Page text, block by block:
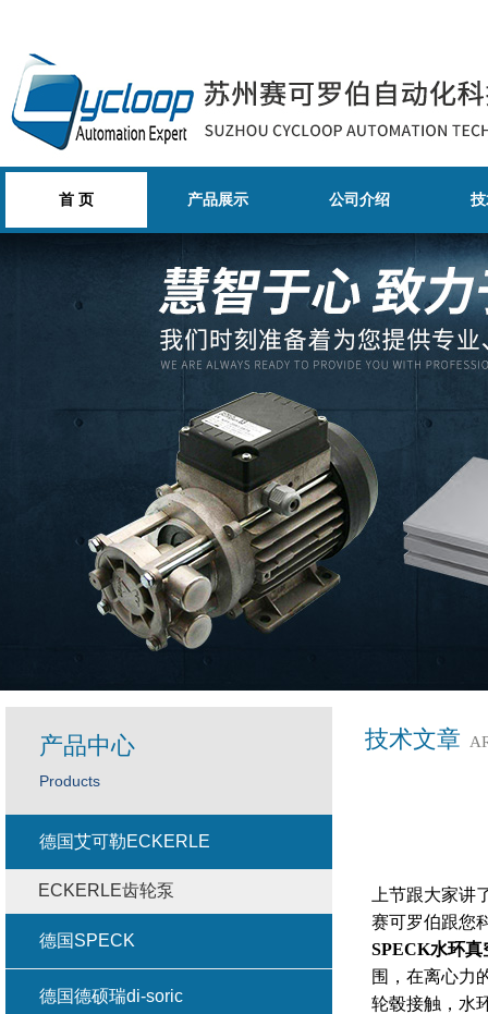
首 页 产品展示 公司介绍
技术文章
上节跟大家讲
赛可罗伯跟您
SPECK水环真
围，在离心力
轮毂接触，水
产品中心
Products
德国艾可勒ECKERLE
ECKERLE齿轮泵
德国SPECK
德国德硕瑞di-soric